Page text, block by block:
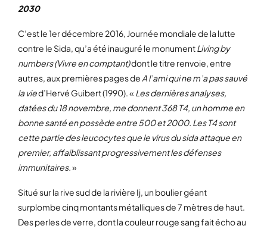
2030
C’est le 1er décembre 2016, Journée mondiale de la lutte
contre le Sida, qu’a été inauguré le monumentLiving by
numbers (Vivre en comptant)dont le titre renvoie, entre
autres, aux premières pages de A l’ami qui ne m’a pas sauvé
la vied’Hervé Guibert (1990). « Les dernières analyses,
datées du 18 novembre, me donnent 368 T4, un homme en
bonne santé en possède entre 500 et 2000. Les T4 sont
cette partie des leucocytes que le virus du sida attaque en
premier, affaiblissant progressivement les défenses
immunitaires.»
Situé sur la rive sud de la rivière Ij, un boulier géant
surplombe cinq montants métalliques de 7 mètres de haut.
Des perles de verre, dont la couleur rouge sang fait écho au